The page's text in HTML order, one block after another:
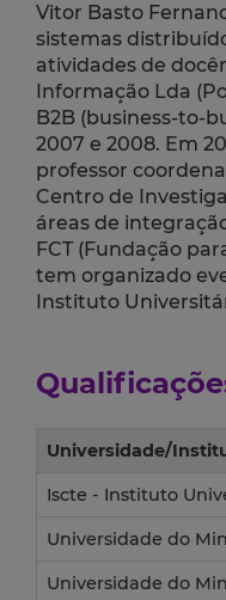
Vitor Basto
sistemas
atividades de
Informação Lda
B2B (business-to-
2007 e 2008. Em
professor
Centro de
áreas de
FCT (Fundação
tem organizado
Instituto
Universidade/
Iscte - Instituto
Universidade do
Universidade do